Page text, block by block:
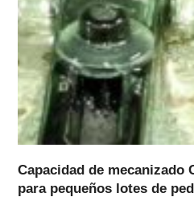
Capacidad de mecanizado
para pequeños lotes de